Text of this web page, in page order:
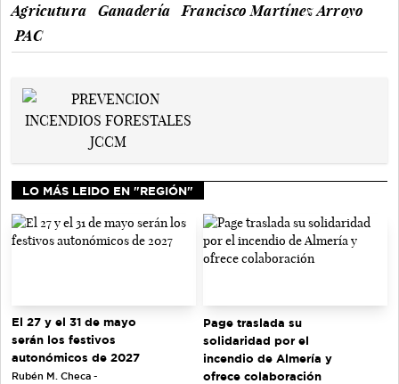
Agricutura
Ganadería
Francisco Martínez Arroyo
PAC
LO MÁS LEIDO EN "REGIÓN"
El 27 y el 31 de mayo
serán los festivos
autonómicos de 2027
Rubén M. Checa -
Page traslada su
solidaridad por el
incendio de Almería y
ofrece colaboración